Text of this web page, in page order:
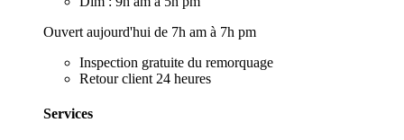
Ouvert aujourd'hui de 7h am à 7h pm
Inspection gratuite du remorquage
Retour client 24 heures
Services